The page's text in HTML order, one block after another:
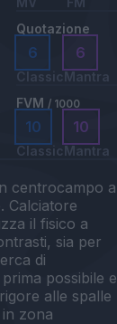
Quotazione
6
Classic
6
Mantra
FVM / 1000
10
Classic
10
Mantra
centrocampo a
Calciatore
il fisico a
sia per
di
possibile e
alle spalle
zona